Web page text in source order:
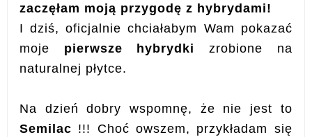
zaczęłam moją przygodę z hybrydami!
I dziś, oficjalnie chciałabym Wam pokazać
moje pierwsze hybrydki
zrobione na
naturalnej płytce.
Na dzień dobry wspomnę, że nie jest to
Semilac !!! Choć owszem, przykładam się